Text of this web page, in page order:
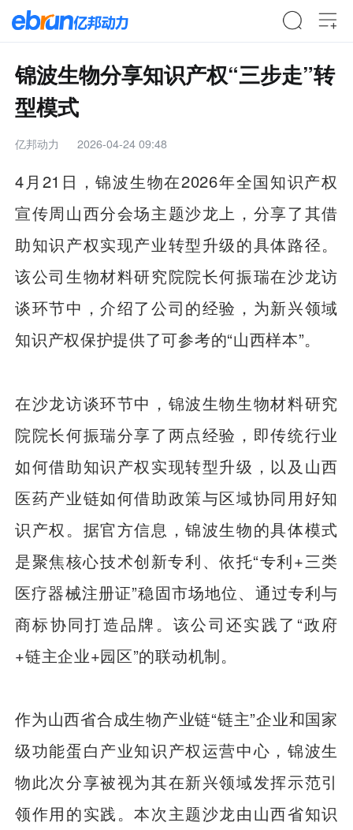
锦波生物分享知识产权“三步走”转
型模式
亿邦动力 2026-04-24 09:48
4月21日，锦波生物在2026年全国知识产权
宣传周山西分会场主题沙龙上，分享了其借
助知识产权实现产业转型升级的具体路径。
该公司生物材料研究院院长何振瑞在沙龙访
谈环节中，介绍了公司的经验，为新兴领域
知识产权保护提供了可参考的“山西样本”。
在沙龙访谈环节中，锦波生物生物材料研究
院院长何振瑞分享了两点经验，即传统行业
如何借助知识产权实现转型升级，以及山西
医药产业链如何借助政策与区域协同用好知
识产权。据官方信息，锦波生物的具体模式
是聚焦核心技术创新专利、依托“专利+三类
医疗器械注册证”稳固市场地位、通过专利与
商标协同打造品牌。该公司还实践了“政府
+链主企业+园区”的联动机制。
作为山西省合成生物产业链“链主”企业和国家
级功能蛋白产业知识产权运营中心，锦波生
物此次分享被视为其在新兴领域发挥示范引
领作用的实践。本次主题沙龙由山西省知识